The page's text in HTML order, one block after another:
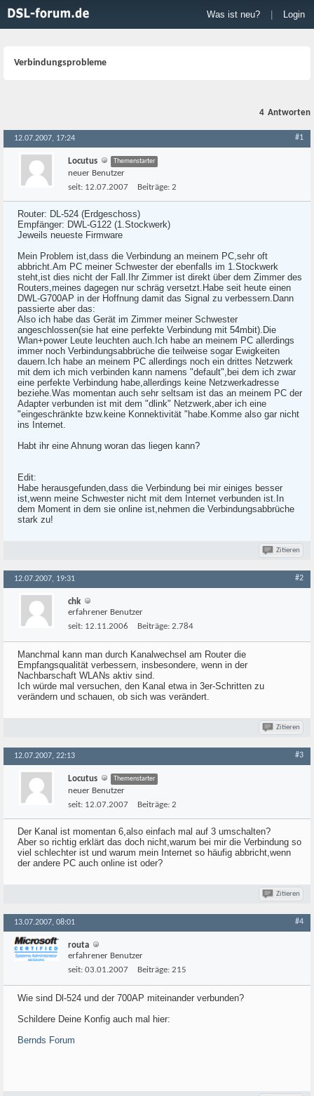
Was ist neu? Login
Verbindungsprobleme
4 Antworten
12.07.2007, 17:24 #1
Locutus Themenstarter
neuer Benutzer
seit: 12.07.2007 Beiträge: 2
Router: DL-524 (Erdgeschoss)
Empfänger: DWL-G122 (1.Stockwerk)
Jeweils neueste Firmware
Mein Problem ist,dass die Verbindung an meinem PC,sehr oft
abbricht.Am PC meiner Schwester der ebenfalls im 1.Stockwerk
steht,ist dies nicht der Fall.Ihr Zimmer ist direkt über dem Zimmer des
Routers,meines dagegen nur schräg versetzt.Habe seit heute einen
DWL-G700AP in der Hoffnung damit das Signal zu verbessern.Dann
passierte aber das:
Also ich habe das Gerät im Zimmer meiner Schwester
angeschlossen(sie hat eine perfekte Verbindung mit 54mbit).Die
Wlan+power Leute leuchten auch.Ich habe an meinem PC allerdings
immer noch Verbindungsabbrüche die teilweise sogar Ewigkeiten
dauern.Ich habe an meinem PC allerdings noch ein drittes Netzwerk
mit dem ich mich verbinden kann namens "default",bei dem ich zwar
eine perfekte Verbindung habe,allerdings keine Netzwerkadresse
beziehe.Was momentan auch sehr seltsam ist das an meinem PC der
Adapter verbunden ist mit dem "dlink" Netzwerk,aber ich eine
"eingeschränkte bzw.keine Konnektivität "habe.Komme also gar nicht
ins Internet.
Habt ihr eine Ahnung woran das liegen kann?
Edit:
Habe herausgefunden,dass die Verbindung bei mir einiges besser
ist,wenn meine Schwester nicht mit dem Internet verbunden ist.In
dem Moment in dem sie online ist,nehmen die Verbindungsabbrüche
stark zu!
Zitieren
12.07.2007, 19:31 #2
chk
erfahrener Benutzer
seit: 12.11.2006 Beiträge: 2.784
Manchmal kann man durch Kanalwechsel am Router die
Empfangsqualität verbessern, insbesondere, wenn in der
Nachbarschaft WLANs aktiv sind.
Ich würde mal versuchen, den Kanal etwa in 3er-Schritten zu
verändern und schauen, ob sich was verändert.
Zitieren
12.07.2007, 22:13 #3
Locutus Themenstarter
neuer Benutzer
seit: 12.07.2007 Beiträge: 2
Der Kanal ist momentan 6,also einfach mal auf 3 umschalten?
Aber so richtig erklärt das doch nicht,warum bei mir die Verbindung so
viel schlechter ist und warum mein Internet so häufig abbricht,wenn
der andere PC auch online ist oder?
Zitieren
13.07.2007, 08:01 #4
routa
erfahrener Benutzer
seit: 03.01.2007 Beiträge: 215
Wie sind Dl-524 und der 700AP miteinander verbunden?
Schildere Deine Konfig auch mal hier:
Bernds Forum